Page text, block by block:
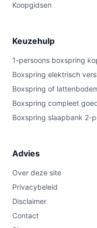
Koopgidsen
Keuzehulp
1-persoons boxspring
Boxspring elektrisch
Boxspring of
Boxspring compleet
Boxspring slaapbank 2-
Advies
Over deze site
Privacybeleid
Disclaimer
Contact